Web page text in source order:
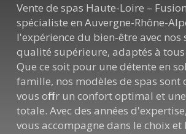
Vente de spas Haute-Loire –
spécialiste en Auvergne-Rhône-
l'expérience du bien-être avec nos
qualité supérieure, adaptés à tous
Que ce soit pour une détente en
famille, nos modèles de spas sont
vous offrir un confort optimal et
totale. Avec des années
vous accompagne dans le choix